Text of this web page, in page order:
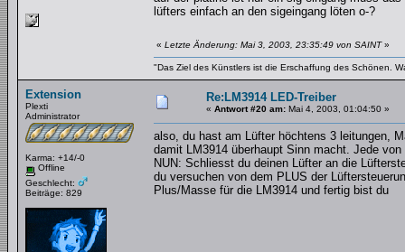
lüfters einfach an den sigeingang löten o-?
« Letzte Änderung: Mai 3, 2003, 23:35:49 von SAINT»
"Das Ziel des Künstlers ist die Erschaffung des Schönen.
Extension
Plexti
Administrator
Karma: +14/-0
Offline
Geschlecht:
Beiträge: 829
Re:LM3914 LED-Treiber
« Antwort #20 am: Mai 4, 2003, 01:04:50 »
also, du hast am Lüfter höchtens 3 leitungen,
damit LM3914 überhaupt Sinn macht. Jede
NUN: Schliesst du deinen Lüfter an die
du versuchen von dem PLUS der
Plus/Masse für die LM3914 und fertig bist du